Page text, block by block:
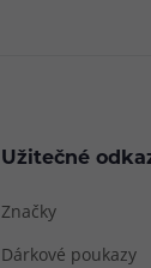
Užitečné
Značky
Dárkové poukazy